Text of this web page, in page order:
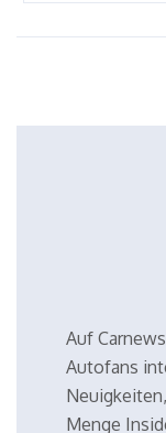
Auf
Autofans
Menge